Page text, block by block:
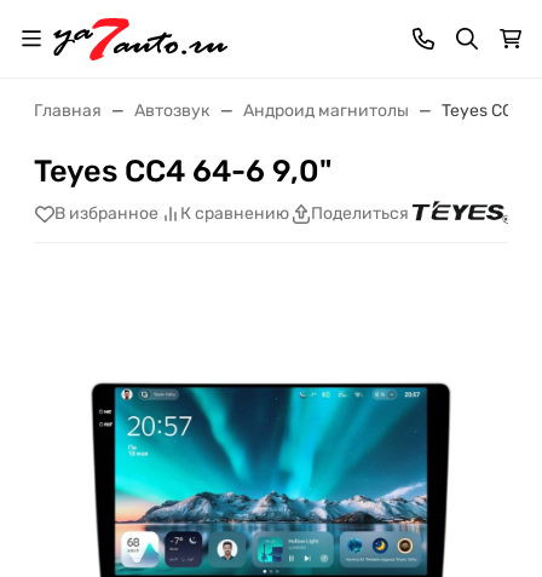
Главная Автозвук Андроид магнитолы Teyes CC4
Teyes CC4 64-6 9,0"
В избранное К сравнению Поделиться